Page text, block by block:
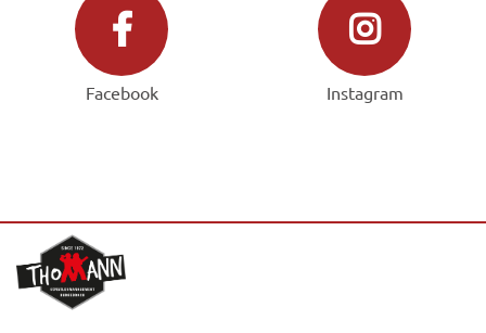
Facebook Instagram